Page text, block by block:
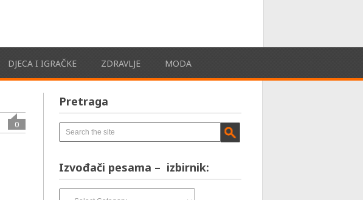
DJECA I IGRAČKE ZDRAVLJE MODA
0
Pretraga
Izvođači pesama – izbirnik: